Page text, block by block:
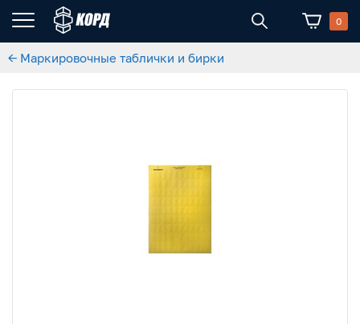
0
← Маркировочные таблички и бирки